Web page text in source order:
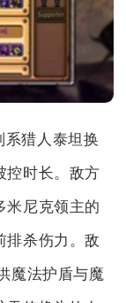
系猎人泰坦换
控时长。敌方
米尼克领主的
排杀伤力。敌
魔法护盾与魔